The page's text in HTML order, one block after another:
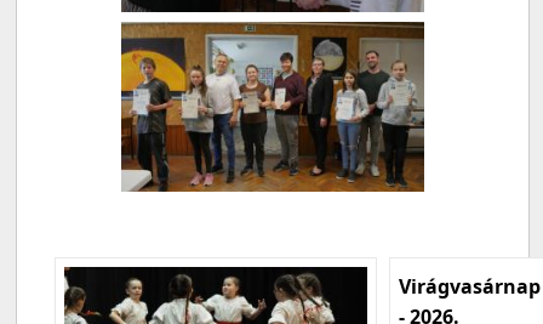
Virágvasárnap
- 2026.